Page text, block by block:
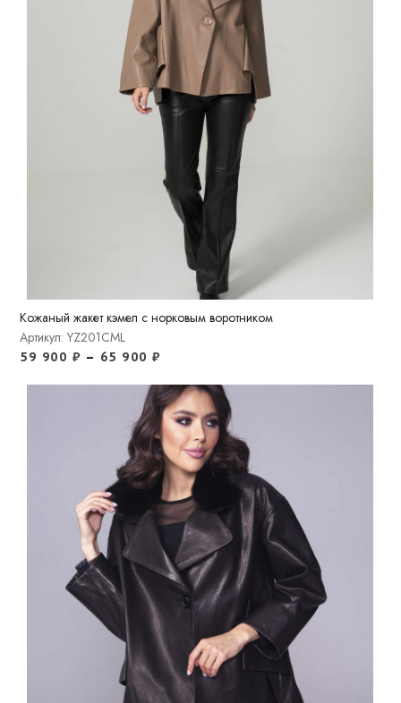
Кожаный жакет кэмел с норковым воротником
Артикул: YZ201CML
59 900 ₽ – 65 900₽